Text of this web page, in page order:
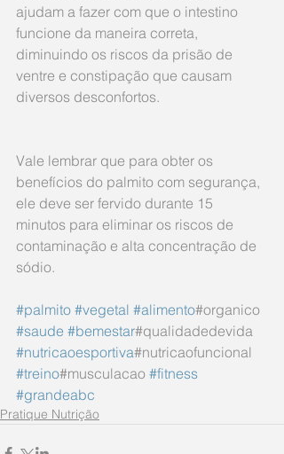
ajudam a fazer com que o intestino
funcione da maneira correta,
diminuindo os riscos da prisão de
ventre e constipação que causam
diversos desconfortos.
Vale lembrar que para obter os
benefícios do palmito com segurança,
ele deve ser fervido durante 15
minutos para eliminar os riscos de
contaminação e alta concentração de
sódio. ⠀⠀⠀⠀⠀⠀⠀⠀⠀
#palmito #vegetal #alimento#organico
#saude #bemestar#qualidadedevida
#nutricaoesportiva#nutricaofuncional
#treino#musculacao #fitness
#grandeabc
Pratique Nutrição